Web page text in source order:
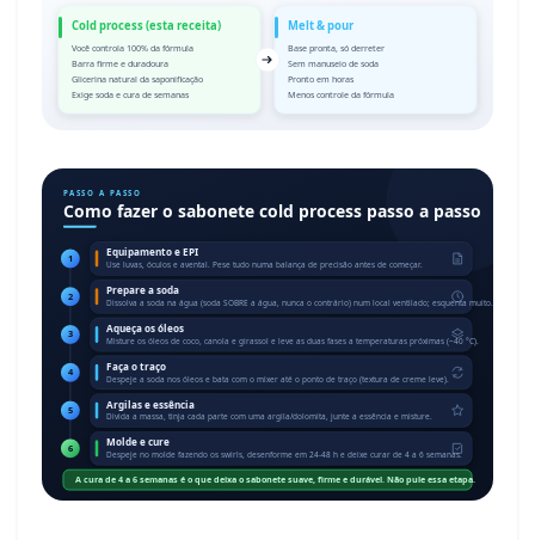
Cold process (esta receita)
Você controla 100% da fórmula
Barra firme e duradoura
Glicerina natural da saponificação
Exige soda e cura de semanas
Melt & pour
Base pronta, só derreter
Sem manuseio de soda
Pronto em horas
Menos controle da fórmula
PASSO A PASSO
Como fazer o sabonete cold process passo a passo
1 Equipamento e EPI
Use luvas, óculos e avental. Pese tudo numa balança de precisão antes de começar.
2 Prepare a soda
Dissolva a soda na água (soda SOBRE a água, nunca o contrário) num local ventilado; esquenta muito.
3 Aqueça os óleos
Misture os óleos de coco, canola e girassol e leve as duas fases a temperaturas próximas (~40 °C).
4 Faça o traço
Despeje a soda nos óleos e bata com o mixer até o ponto de traço (textura de creme leve).
5 Argilas e essência
Divida a massa, tinja cada parte com uma argila/dolomita, junte a essência e misture.
6 Molde e cure
Despeje no molde fazendo os swirls, desenforme em 24-48 h e deixe curar de 4 a 6 semanas.
A cura de 4 a 6 semanas é o que deixa o sabonete suave, firme e durável. Não pule essa etapa.